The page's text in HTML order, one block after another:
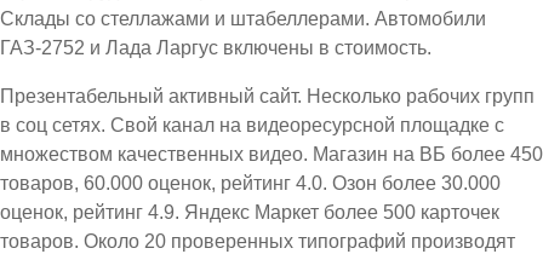
Склады со стеллажами и штабеллерами. Автомобили
ГАЗ-2752 и Лада Ларгус включены в стоимость.
Презентабельный активный сайт. Несколько рабочих групп
в соц сетях. Свой канал на видеоресурсной площадке с
множеством качественных видео. Магазин на ВБ более 450
товаров, 60.000 оценок, рейтинг 4.0. Озон более 30.000
оценок, рейтинг 4.9. Яндекс Маркет более 500 карточек
товаров. Около 20 проверенных типографий производят